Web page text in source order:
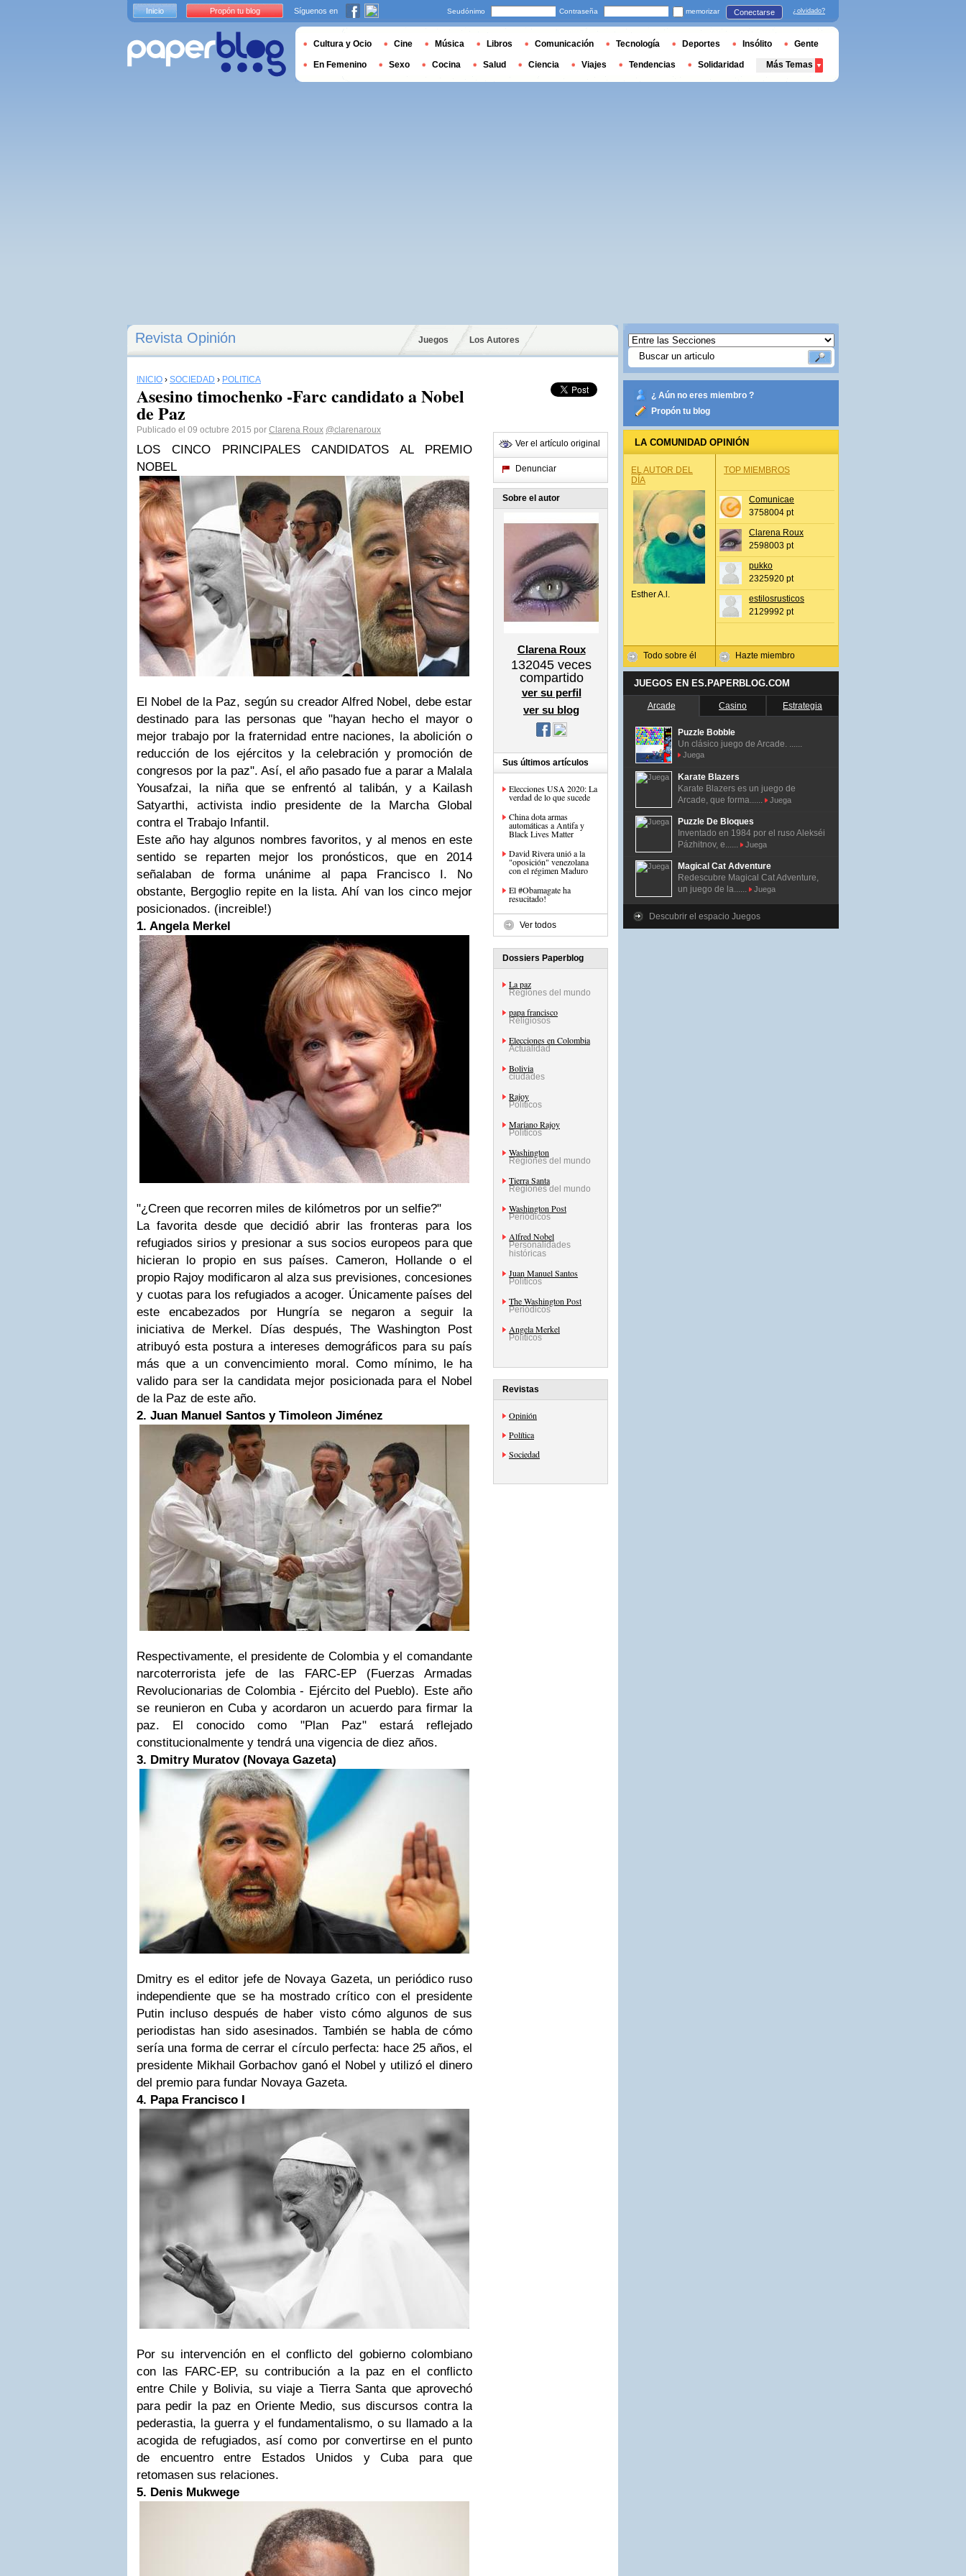
Revista Opinión Juegos Los Autores
INICIO › SOCIEDAD › POLÍTICA
Asesino timochenko -Farc candidato a Nobel
de Paz
Publicado el 09 octubre 2015 por Clarena Roux @clarenaroux
LOS CINCO PRINCIPALES CANDIDATOS AL PREMIO
NOBEL
El Nobel de la Paz, según su creador Alfred Nobel, debe estar
destinado para las personas que "hayan hecho el mayor o
mejor trabajo por la fraternidad entre naciones, la abolición o
reducción de los ejércitos y la celebración y promoción de
congresos por la paz". Así, el año pasado fue a parar a Malala
Yousafzai, la niña que se enfrentó al talibán, y a Kailash
Satyarthi, activista indio presidente de la Marcha Global
contra el Trabajo Infantil.
Este año hay algunos nombres favoritos, y al menos en este
sentido se reparten mejor los pronósticos, que en 2014
señalaban de forma unánime al papa Francisco I. No
obstante, Bergoglio repite en la lista. Ahí van los cinco mejor
posicionados. (increible!)
1. Angela Merkel
"¿Creen que recorren miles de kilómetros por un selfie?"
La favorita desde que decidió abrir las fronteras para los
refugiados sirios y presionar a sus socios europeos para que
hicieran lo propio en sus países. Cameron, Hollande o el
propio Rajoy modificaron al alza sus previsiones, concesiones
y cuotas para los refugiados a acoger. Únicamente países del
este encabezados por Hungría se negaron a seguir la
iniciativa de Merkel. Días después, The Washington Post
atribuyó esta postura a intereses demográficos para su país
más que a un convencimiento moral. Como mínimo, le ha
valido para ser la candidata mejor posicionada para el Nobel
de la Paz de este año.
2. Juan Manuel Santos y Timoleon Jiménez
Respectivamente, el presidente de Colombia y el comandante
narcoterrorista jefe de las FARC-EP (Fuerzas Armadas
Revolucionarias de Colombia - Ejército del Pueblo). Este año
se reunieron en Cuba y acordaron un acuerdo para firmar la
paz. El conocido como "Plan Paz" estará reflejado
constitucionalmente y tendrá una vigencia de diez años.
3. Dmitry Muratov (Novaya Gazeta)
Dmitry es el editor jefe de Novaya Gazeta, un periódico ruso
independiente que se ha mostrado crítico con el presidente
Putin incluso después de haber visto cómo algunos de sus
periodistas han sido asesinados. También se habla de cómo
sería una forma de cerrar el círculo perfecta: hace 25 años, el
presidente Mikhail Gorbachov ganó el Nobel y utilizó el dinero
del premio para fundar Novaya Gazeta.
4. Papa Francisco I
Por su intervención en el conflicto del gobierno colombiano
con las FARC-EP, su contribución a la paz en el conflicto
entre Chile y Bolivia, su viaje a Tierra Santa que aprovechó
para pedir la paz en Oriente Medio, sus discursos contra la
pederastia, la guerra y el fundamentalismo, o su llamado a la
acogida de refugiados, así como por convertirse en el punto
de encuentro entre Estados Unidos y Cuba para que
retomasen sus relaciones.
5. Denis Mukwege
Ver el artículo original
Denunciar
Sobre el autor
Clarena Roux
132045 veces
compartido
ver su perfil
ver su blog
Sus últimos artículos
Elecciones USA 2020: La
verdad de lo que sucede
China dota armas
automáticas a Antifa y
Black Lives Matter
David Rivera unió a la
"oposición" venezolana
con el régimen Maduro
El #Obamagate ha
resucitado!
Ver todos
Dossiers Paperblog
La paz
Regiones del mundo
papa francisco
Religiosos
Elecciones en Colombia
Actualidad
Bolivia
ciudades
Rajoy
Políticos
Mariano Rajoy
Políticos
Washington
Regiones del mundo
Tierra Santa
Regiones del mundo
Washington Post
Periódicos
Alfred Nobel
Personalidades
históricas
Juan Manuel Santos
Políticos
The Washington Post
Periódicos
Angela Merkel
Políticos
Revistas
Opinión
Política
Sociedad
¿ Aún no eres miembro ?
Propón tu blog
LA COMUNIDAD OPINIÓN
EL AUTOR DEL
DÍA
Esther A.l.
Todo sobre él
TOP MIEMBROS
Comunicae
3758004 pt
Clarena Roux
2598003 pt
pukko
2325920 pt
estilosrusticos
2129992 pt
Hazte miembro
JUEGOS EN ES.PAPERBLOG.COM
Arcade Casino Estrategia
Puzzle Bobble
Un clásico juego de Arcade. ......
Juega
Karate Blazers
Karate Blazers es un juego de
Arcade, que forma......
Juega
Puzzle De Bloques
Inventado en 1984 por el ruso Alekséi
Pázhitnov, e......
Juega
Magical Cat Adventure
Redescubre Magical Cat Adventure,
un juego de la......
Juega
Descubrir el espacio Juegos
Inicio Propón tu blog Síguenos en Seudónimo Contraseña memorizar Conectarse ¿olvidado?
Cultura y Ocio Cine Música Libros Comunicación Tecnología Deportes Insólito Gente
En Femenino Sexo Cocina Salud Ciencia Viajes Tendencias Solidaridad Más Temas